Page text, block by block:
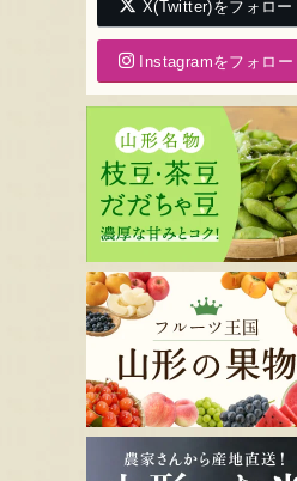
X(Twitter)をフォロー
Instagramをフォロー